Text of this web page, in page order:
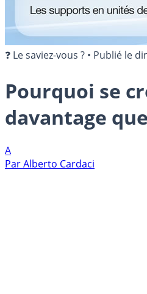
❓ Le saviez-vous ? • Publié le
Pourquoi se
davantage
A
ParAlberto Cardaci